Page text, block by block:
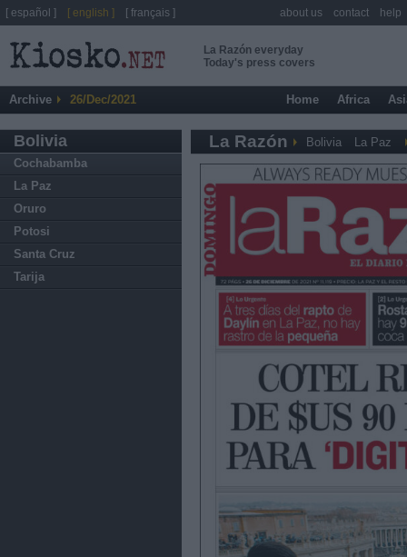
La Razón everyday
Today's press covers
Archive 26/Dec/2021 Home Africa
Bolivia
Cochabamba
La Paz
Oruro
Potosi
Santa Cruz
Tarija
La Razón Bolivia La Paz
[ español ] [ english ] [ français ] about us contact help